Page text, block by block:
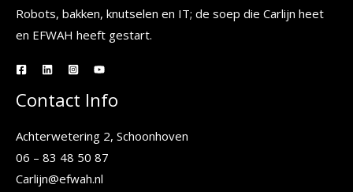
Robots, bakken, knutselen en IT; de soep die Carlijn heet
en EFWAH heeft gestart.
Contact Info
Achterwetering 2, Schoonhoven
06 – 83 48 50 87
Carlijn@efwah.nl